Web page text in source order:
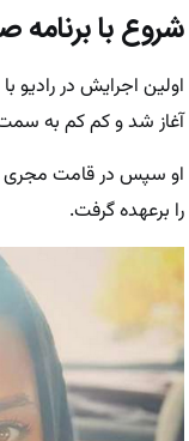
شروع با
آغاز شد و کم کم به
او سپس در قامت مجری
را برعهده گرفت.